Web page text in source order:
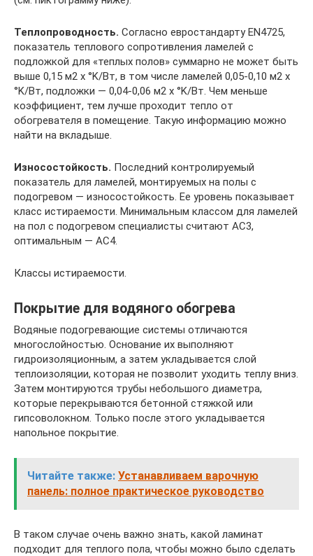
Теплопроводность. Согласно евростандарту EN4725,
показатель теплового сопротивления ламелей с
подложкой для «теплых полов» суммарно не может быть
выше 0,15 м2 х °K/Вт, в том числе ламелей 0,05-0,10 м2 х
°K/Вт, подложки — 0,04-0,06 м2 х °K/Вт. Чем меньше
коэффициент, тем лучше проходит тепло от
обогревателя в помещение. Такую информацию можно
найти на вкладыше.
Износостойкость. Последний контролируемый
показатель для ламелей, монтируемых на полы с
подогревом — износостойкость. Ее уровень показывает
класс истираемости. Минимальным классом для ламелей
на пол с подогревом специалисты считают АС3,
оптимальным — АС4.
Классы истираемости.
Покрытие для водяного обогрева
Водяные подогревающие системы отличаются
многослойностью. Основание их выполняют
гидроизоляционным, а затем укладывается слой
теплоизоляции, которая не позволит уходить теплу вниз.
Затем монтируются трубы небольшого диаметра,
которые перекрываются бетонной стяжкой или
гипсоволокном. Только после этого укладывается
напольное покрытие.
Читайте также: Устанавливаем варочную
панель: полное практическое руководство
В таком случае очень важно знать, какой ламинат
подходит для теплого пола, чтобы можно было сделать